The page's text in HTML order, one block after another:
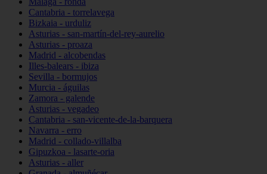
Cantabria - torrelavega
Bizkaia - urduliz
Asturias - san-martín-del-rey-aurelio
Asturias - proaza
Madrid - alcobendas
Illes-balears - ibiza
Sevilla - bormujos
Murcia - águilas
Zamora - galende
Asturias - vegadeo
Cantabria - san-vicente-de-la-barquera
Navarra - erro
Madrid - collado-villalba
Gipuzkoa - lasarte-oria
Asturias - aller